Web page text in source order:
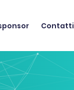
Contatti